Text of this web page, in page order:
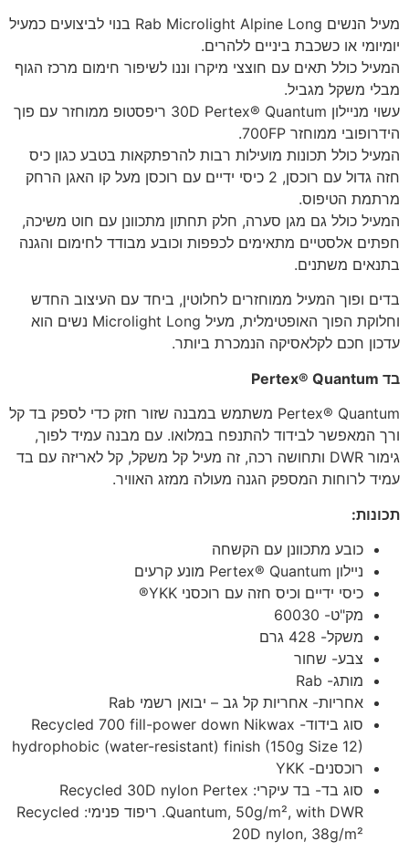
מעיל הנשים Rab Microlight Alpine Long בנוי לביצועים כמעיל
יומיומי או כשכבת ביניים ללהרים.
המעיל כולל תאים עם חוצצי מיקרו וננו לשיפור חימום מרכז הגוף
מבלי משקל מגביל.
עשוי מניילון 30D Pertex® Quantum ריפסטופ ממוחזר עם פוך
הידרופובי ממוחזר 700FP.
המעיל כולל תכונות מועילות רבות להרפתקאות בטבע כגון כיס
חזה גדול עם רוכסן, 2 כיסי ידיים עם רוכסן מעל קו האגן הרחק
מרתמת הטיפוס.
המעיל כולל גם מגן סערה, חלק תחתון מתכוונן עם חוט משיכה,
חפתים אלסטיים מתאימים לכפפות וכובע מבודד לחימום והגנה
בתנאים משתנים.
בדים ופוך המעיל ממוחזרים לחלוטין, ביחד עם העיצוב החדש
וחלוקת הפוך האופטימלית, מעיל Microlight Long נשים הוא
עדכון חכם לקלאסיקה הנמכרת ביותר.
בד Pertex® Quantum
Pertex® Quantum משתמש במבנה שזור חזק כדי לספק בד קל
ורך המאפשר לבידוד להתנפח במלואו. עם מבנה עמיד לפוך,
גימור DWR ותחושה רכה, זה מעיל קל משקל, קל לאריזה עם בד
עמיד לרוחות המספק הגנה מעולה ממזג האוויר.
תכונות:
כובע מתכוונן עם הקשחה
ניילון Pertex® Quantum מונע קרעים
כיסי ידיים וכיס חזה עם רוכסני YKK®
מק"ט- 60030
משקל- 428 גרם
צבע- שחור
מותג- Rab
אחריות- אחריות קל גב – יבואן רשמי Rab
סוג בידוד- Recycled 700 fill-power down Nikwax
hydrophobic (water-resistant) finish (150g Size 12)
רוכסנים- YKK
סוג בד- בד עיקרי: Recycled 30D nylon Pertex
Quantum, 50g/m², with DWR. ריפוד פנימי: Recycled
20D nylon, 38g/m²